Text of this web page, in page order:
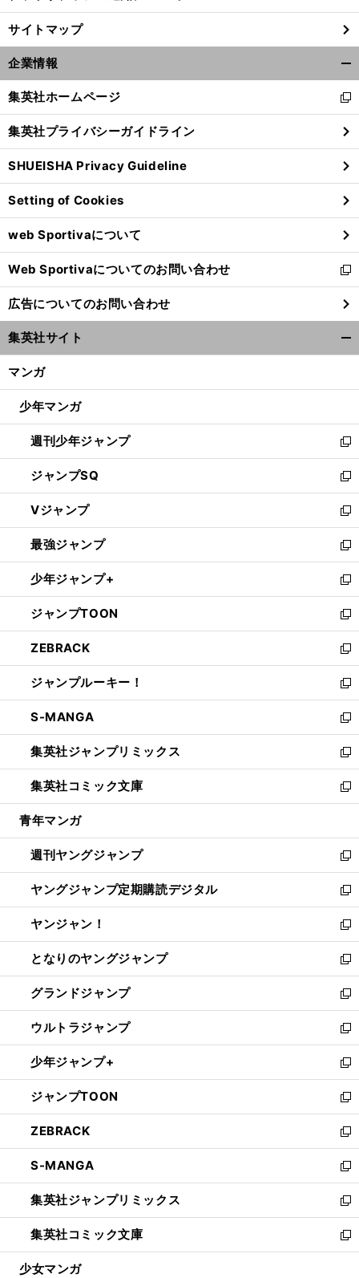
サイトマップ
企業情報
閉
る
集英社ホームページ
新
し
い
ウ
ィ
ン
ド
ウ
で
開
く
集英社プライバシーガイドライン
SHUEISHA Privacy Guideline
Setting of Cookies
web Sportivaについて
Web Sportivaについてのお問い合わせ
新
し
い
ウ
ィ
ン
ウ
開
く
広告についてのお問い合わせ
集英社サイト
マンガ
少年マンガ
週刊少年ジャンプ
新
し
い
ウ
ィ
ン
ド
ウ
で
開
く
ジャンプSQ
新
し
い
ウ
ィ
ン
ド
ウ
で
開
く
Vジャンプ
新
し
い
ウ
ィ
ン
ド
ウ
で
開
く
最強ジャンプ
新
し
い
ウ
ィ
ン
ド
ウ
で
開
く
少年ジャンプ+
新
し
い
ウ
ィ
ン
ド
ウ
で
開
く
ジャンプTOON
新
し
い
ウ
ィ
ン
ド
ウ
で
開
く
ZEBRACK
新
し
い
ウ
ィ
ン
ド
ウ
で
開
ジャンプルーキー！
新
し
い
ウ
ィ
ン
ド
ウ
開
く
S-MANGA
新
し
い
ウ
ィ
ン
ウ
で
開
く
集英社ジャンプリミックス
新
し
い
ウ
ン
ド
ウ
で
開
く
集英社コミック文庫
新
し
ウ
ィ
ン
ド
ウ
で
開
く
青年マンガ
週刊ヤングジャンプ
新
し
い
ウ
ィ
ン
ド
ウ
で
開
く
ヤングジャンプ定期購読デジタル
新
し
い
ウ
ィ
ン
ド
ウ
で
開
く
ヤンジャン！
新
し
い
ウ
ィ
ン
ド
ウ
で
開
く
となりのヤングジャンプ
新
し
い
ウ
ィ
ン
ド
ウ
で
開
く
グランドジャンプ
新
し
い
ウ
ィ
ン
ド
ウ
で
開
く
ウルトラジャンプ
新
し
い
ウ
ィ
ン
ド
ウ
で
開
く
少年ジャンプ+
新
し
い
ウ
ィ
ン
ド
ウ
で
開
く
ジャンプTOON
新
し
い
ウ
ィ
ン
ド
ウ
で
開
ZEBRACK
新
し
い
ウ
ィ
ン
ド
ウ
S-MANGA
新
し
い
ウ
ィ
ン
集英社ジャンプリミックス
新
し
い
ウ
集英社コミック文庫
新
し
少女マンガ